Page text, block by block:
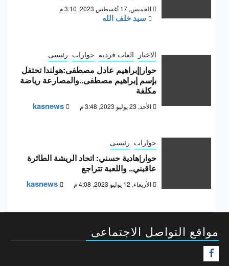
الخميس, 17 أغسطس 2023, 3:10 م
سيد خلف الله
الاخبار العاب فردية حوارات رئيسى
حوار|إبراهيم عادل مصطفى:هولندا تحتفل
بإسم إبراهيم مصطفى..والمصارعة رياضة
مكلفة
الأحد, 23 يوليو 2023, 3:48 م kasnews
حوارات رئيسى
حوار|هادية حسني: اتحاد الريشة الطائرة
عاقبني.. واللعبة تتراجع
الأربعاء, 12 يوليو 2023, 4:08 م kasnews
مواقع التواصل الاجتماعى